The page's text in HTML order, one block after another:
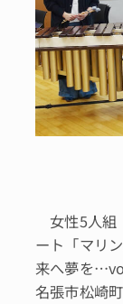
女性5人組
ート「マリ
来へ夢を
名張市松崎